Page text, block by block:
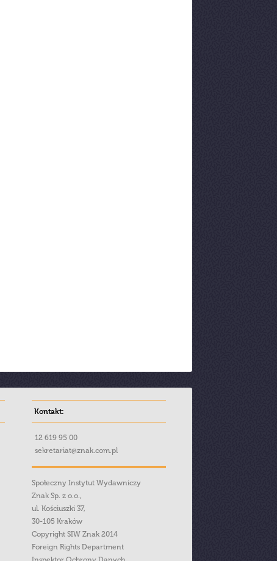
Kontakt:
12 619 95 00
sekretariat@znak.com.pl
Społeczny Instytut Wydawniczy
Znak Sp. z o.o.,
ul. Kościuszki 37,
30-105 Kraków
Copyright SIW Znak 2014
Foreign Rights Department